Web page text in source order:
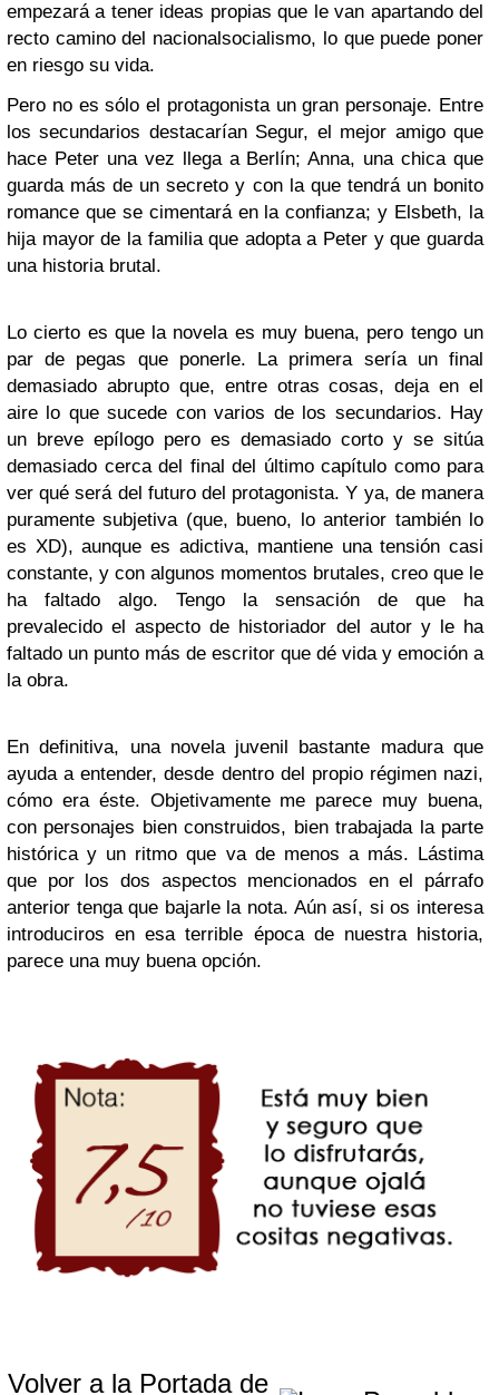
empezará a tener ideas propias que le van apartando del
recto camino del nacionalsocialismo, lo que puede poner
en riesgo su vida.
Pero no es sólo el protagonista un gran personaje. Entre
los secundarios destacarían Segur, el mejor amigo que
hace Peter una vez llega a Berlín; Anna, una chica que
guarda más de un secreto y con la que tendrá un bonito
romance que se cimentará en la confianza; y Elsbeth, la
hija mayor de la familia que adopta a Peter y que guarda
una historia brutal.
Lo cierto es que la novela es muy buena, pero tengo un
par de pegas que ponerle. La primera sería un final
demasiado abrupto que, entre otras cosas, deja en el
aire lo que sucede con varios de los secundarios. Hay
un breve epílogo pero es demasiado corto y se sitúa
demasiado cerca del final del último capítulo como para
ver qué será del futuro del protagonista. Y ya, de manera
puramente subjetiva (que, bueno, lo anterior también lo
es XD), aunque es adictiva, mantiene una tensión casi
constante, y con algunos momentos brutales, creo que le
ha faltado algo. Tengo la sensación de que ha
prevalecido el aspecto de historiador del autor y le ha
faltado un punto más de escritor que dé vida y emoción a
la obra.
En definitiva, una novela juvenil bastante madura que
ayuda a entender, desde dentro del propio régimen nazi,
cómo era éste. Objetivamente me parece muy buena,
con personajes bien construidos, bien trabajada la parte
histórica y un ritmo que va de menos a más. Lástima
que por los dos aspectos mencionados en el párrafo
anterior tenga que bajarle la nota. Aún así, si os interesa
introduciros en esa terrible época de nuestra historia,
parece una muy buena opción.
Volver a la Portada de